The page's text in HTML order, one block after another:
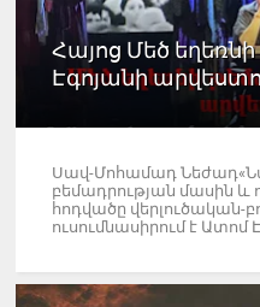
Հայոց Մեծ
Էգոյանի
Սավ-Մոհամադ
բեմադրության մասին և
հոդվածը
ուսումնասիրում է Ատոմ